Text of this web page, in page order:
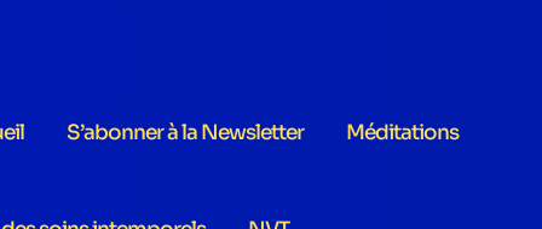
S’abonner à la Newsletter Méditations